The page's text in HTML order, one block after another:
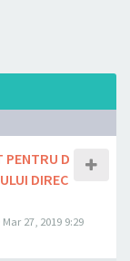
PENTRU D
DIREC
Mar 27, 2019 9:29